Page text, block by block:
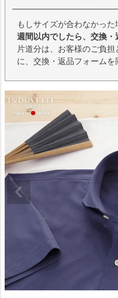
もしサイズが合わなかっ
週間以内でしたら、交換・
片道分は、お客様のご負
に、交換・返品フォームを